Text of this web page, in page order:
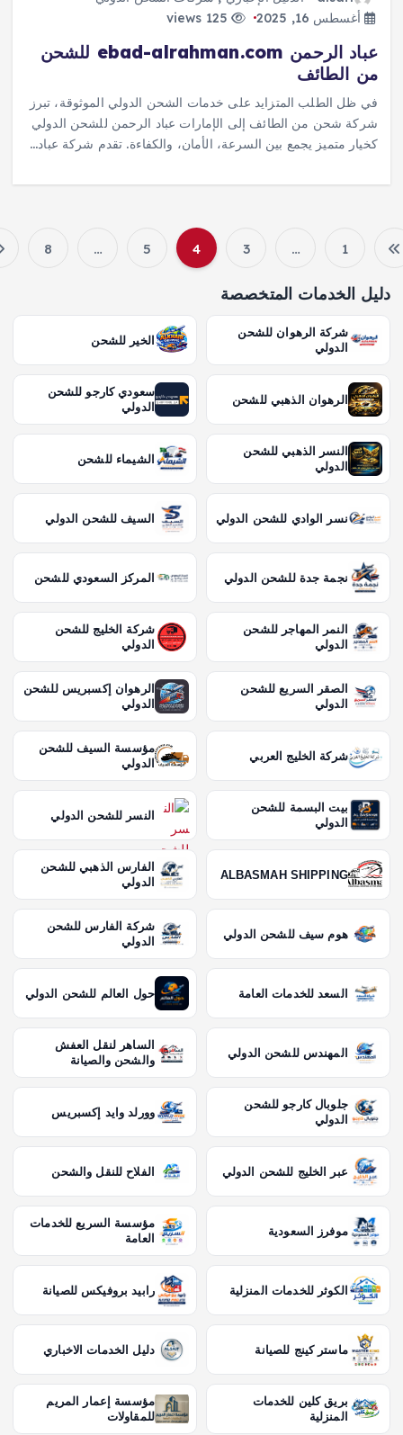
أغسطس 16, 2025
125 views
عباد الرحمن ebad-alrahman.com للشحن
من الطائف
في ظل الطلب المتزايد على خدمات الشحن الدولي الموثوقة، تبرز
شركة شحن من الطائف إلى الإمارات عباد الرحمن للشحن الدولي
كخيار متميز يجمع بين السرعة، الأمان، والكفاءة. تقدم شركة عباد…
ت
ع
د
ص
ف
ح
ت
ا
ل
ق
ا
ل
ا
ت
5
الخدمات المتخصصة
شركة الرهوان للشحن
الدولي
الخير للشحن
الرهوان الذهبي للشحن
سعودي كارجو للشحن
الدولي
النسر الذهبي للشحن
الدولي
الشيماء للشحن
نسر الوادي للشحن الدولي السيف للشحن الدولي
نجمة جدة للشحن الدولي المركز السعودي للشحن
النمر المهاجر للشحن
الدولي
شركة الخليج للشحن
الدولي
الصقر السريع للشحن
الدولي
الرهوان إكسبريس للشحن
الدولي
شركة الخليج العربي
مؤسسة السيف للشحن
الدولي
بيت البسمة للشحن
الدولي
النسر للشحن الدولي
ALBASMAH SHIPPING
الفارس الذهبي للشحن
الدولي
هوم سيف للشحن الدولي
شركة الفارس للشحن
الدولي
السعد للخدمات العامة حول العالم للشحن الدولي
المهندس للشحن الدولي
الساهر لنقل العفش
والشحن والصيانة
جلوبال كارجو للشحن
الدولي
وورلد وايد إكسبريس
عبر الخليج للشحن الدولي الفلاح للنقل والشحن
موفرز السعودية
مؤسسة السريع للخدمات
العامة
الكوثر للخدمات المنزلية رابيد بروفيكس للصيانة
ماستر كينج للصيانة دليل الخدمات الاخباري
بريق كلين للخدمات
المنزلية
مؤسسة إعمار المريم
للمقاولات